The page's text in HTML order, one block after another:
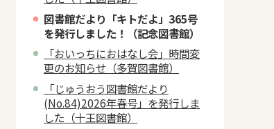
図書館だより「キトだよ」365号
を発行しました！（記念図書館）
「おいっちにおはなし会」時間変
更のお知らせ（多賀図書館）
「じゅうおう図書館だより
(No.84)2026年春号」を発行しま
した（十王図書館）